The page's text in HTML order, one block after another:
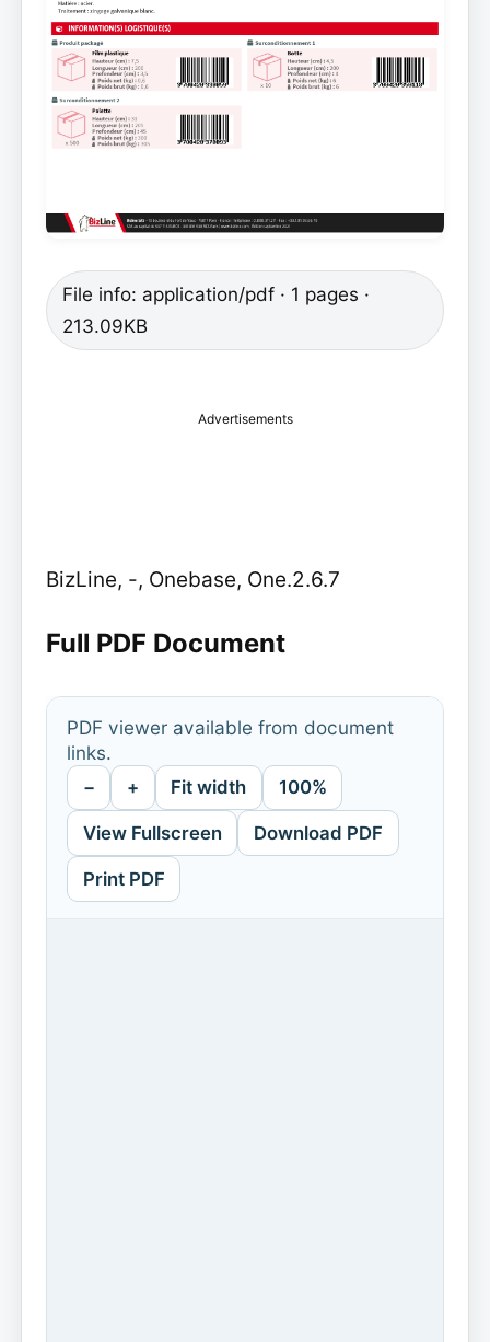
File info: application/pdf · 1 pages ·
213.09KB
Advertisements
BizLine, -, Onebase, One.2.6.7
Full PDF Document
PDF viewer available from document
links.
− + Fit width 100%
View Fullscreen Download PDF
Print PDF